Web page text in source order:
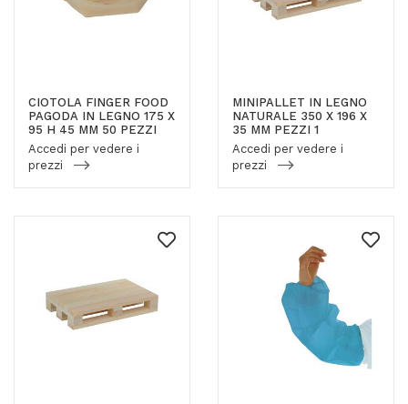
CIOTOLA FINGER FOOD
PAGODA IN LEGNO 175 X
95 H 45 MM 50 PEZZI
Accedi per vedere i
prezzi
MINIPALLET IN LEGNO
NATURALE 350 X 196 X
35 MM PEZZI 1
Accedi per vedere i
prezzi